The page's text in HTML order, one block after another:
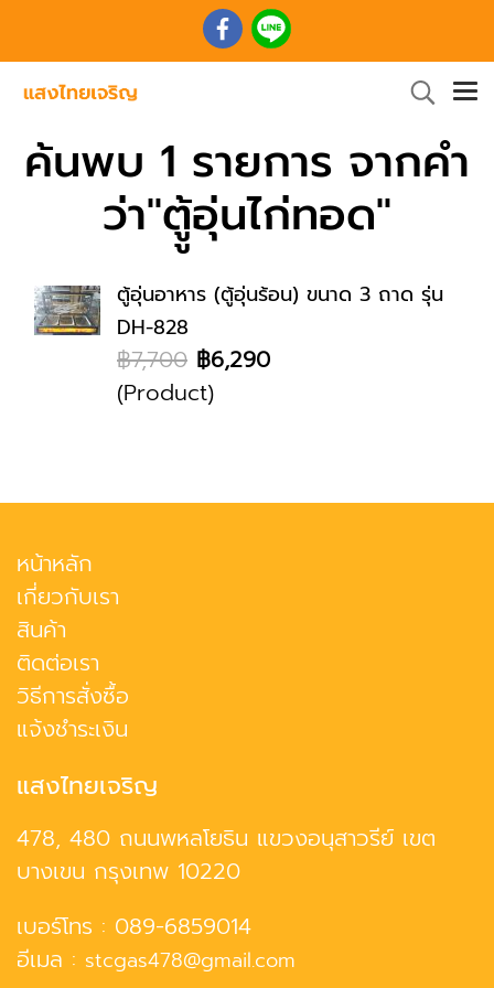
ค้นพบ 1 รายการ จากคำ
ว่า"ตูู้อุ่นไก่ทอด"
ตู้อุ่นอาหาร (ตู้อุ่นร้อน) ขนาด 3 ถาด รุ่น
DH-828
฿7,700 ฿6,290
(Product)
หน้าหลัก
เกี่ยวกับเรา
สินค้า
ติดต่อเรา
วิธีการสั่งซื้อ
แจ้งชำระเงิน
แสงไทยเจริญ
478, 480 ถนนพหลโยธิน แขวงอนุสาวรีย์ เขต
บางเขน กรุงเทพ 10220
เบอร์โทร : 089-6859014
อีเมล : stcgas478@gmail.com